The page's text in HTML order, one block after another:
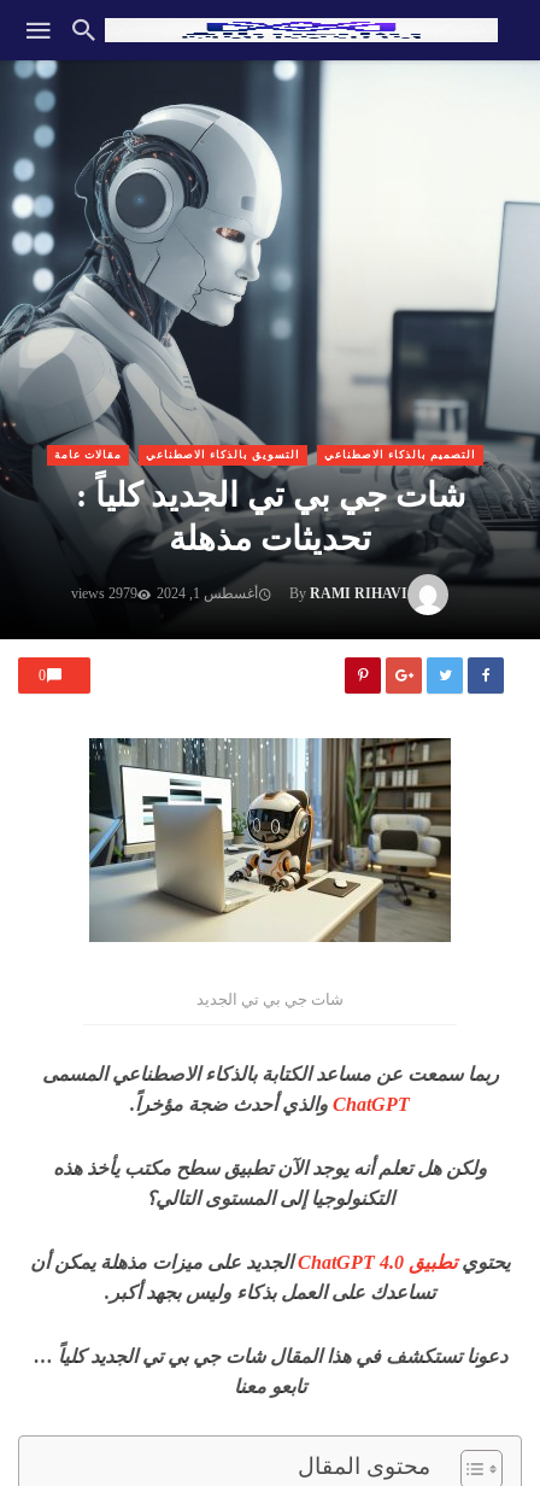
التصميم بالذكاء الاصطناعي التسويق بالذكاء الاصطناعي مقالات عامة
شات جي بي تي الجديد كلياً :
تحديثات مذهلة
By RAMI RIHAVI أغسطس 1, 2024 2979 views
0
شات جي بي تي الجديد
ربما سمعت عن مساعد الكتابة بالذكاء الاصطناعي المسمى
ChatGPT والذي أحدث ضجة مؤخراً.
ولكن هل تعلم أنه يوجد الآن تطبيق سطح مكتب يأخذ هذه
التكنولوجيا إلى المستوى التالي؟
يحتويتطبيق ChatGPT 4.0
الجديد على ميزات مذهلة يمكن أن
تساعدك على العمل بذكاء وليس بجهد أكبر.
دعونا تستكشف في هذا المقال شات جي بي تي الجديد كلياً …
تابعو معنا
محتوى المقال